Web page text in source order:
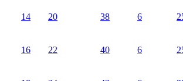
14 20 38 6
16 22 40 6